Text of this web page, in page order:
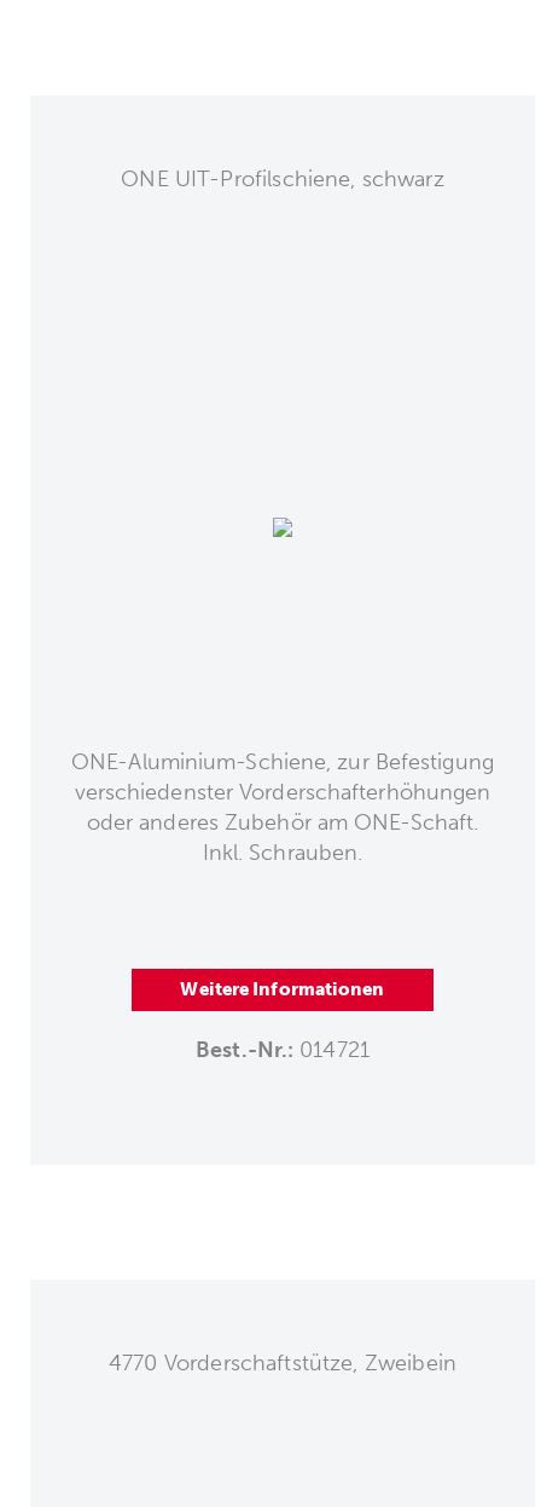
ONE UIT-Profilschiene, schwarz
ONE-Aluminium-Schiene, zur Befestigung
verschiedenster Vorderschafterhöhungen
oder anderes Zubehör am ONE-Schaft.
Inkl. Schrauben.
Weitere Informationen
Best.-Nr.: 014721
4770 Vorderschaftstütze, Zweibein